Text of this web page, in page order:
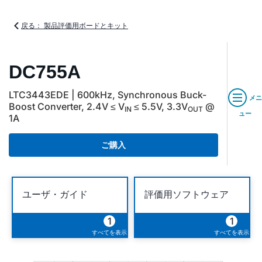
戻る： 製品評価用ボードとキット
DC755A
LTC3443EDE | 600kHz, Synchronous Buck-
Boost Converter, 2.4V ≤ VIN ≤ 5.5V, 3.3VOUT @
1A
ご購入
メニ
ュー
ユーザ・ガイド
1
すべてを表示
評価用ソフトウェア
1
すべてを表示